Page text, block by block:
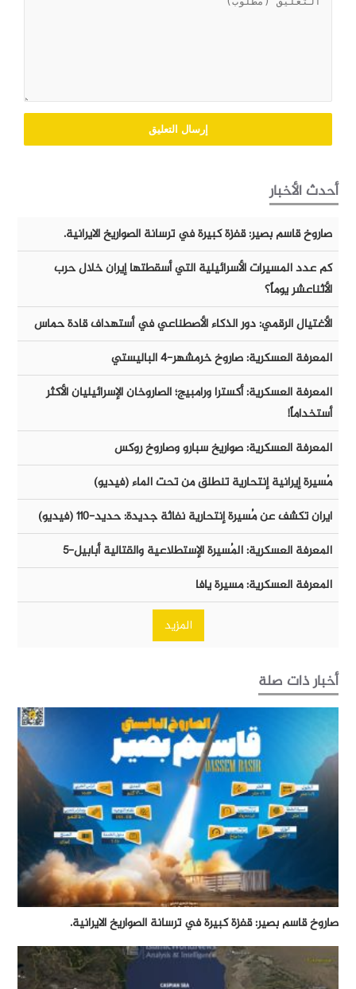
أحدث الأخبار
صاروخ قاسم بصير: قفزة كبيرة في ترسانة الصواريخ الايرانية.
كم عدد المسيرات الأسرائيلية التي أسقطتها إيران خلال حرب
الأثناعشر يوماً؟
الأغتيال الرقمي: دور الذكاء الأصطناعي في أستهداف قادة حماس
المعرفة العسكرية: صاروخ خرمشهر-٤ الباليستي
المعرفة العسكرية: أكسترا ورامبيج؛ الصاروخان الإسرائيليان الأكثر
أستخداماً!
المعرفة العسكرية: صواريخ سبارو وصاروخ روكس
مُسيرة إيرانية إنتحارية تنطلق من تحت الماء (فيديو)
ايران تكشف عن مُسيرة إنتحارية نفاثة جديدة: حديد-١١٠ (فيديو)
المعرفة العسكرية: المُسيرة الإستطلاعية والقتالية أبابيل-٥
المعرفة العسكرية: مسيرة يافا
المزيد
أخبار ذات صلة
صاروخ قاسم بصير: قفزة كبيرة في ترسانة الصواريخ الايرانية.